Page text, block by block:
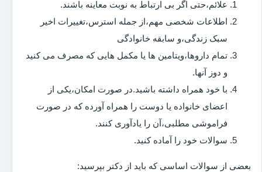
علائم،حتی اگر بی ارتباط به نوبت معاینه باشند.
اطلاعات شخصی مهم،از جمله استرس،تغییرات اخیر
سبک زندگی،و سابقه خانوادگی
تمام داروها،ویتامین ها یا مکمل هایی که مصرف می کنید
و دوز آنها.
با خود همراه داشته باشید.در صورت امکان،یکی از
اعضای خانواده یا دوست را همراه آورده که در صورت
فراموشی مطلبی،آن را یادآوری کنند.
سوالات خود را آماده کنید.
بعضی از سوالات اساسی که باید از دکتر بپرسید: